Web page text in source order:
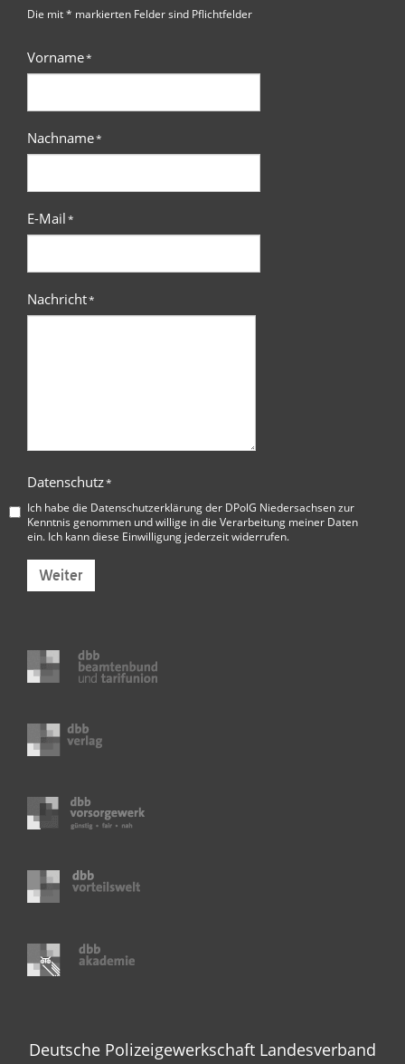
Die mit * markierten Felder sind Pflichtfelder
Vorname*
Nachname*
E-Mail*
Nachricht*
Datenschutz*
Ich habe die Datenschutzerklärung der DPolG Niedersachsenzur
Kenntnis genommen und willige in die Verarbeitung meiner Daten
ein. Ich kann diese Einwilligung jederzeit widerrufen.
Weiter
Deutsche Polizeigewerkschaft Landesverband